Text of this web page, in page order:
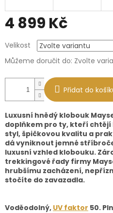
4 899 Kč
cena:
Velikost
Můžeme doručit do: Zvolte
Přidat do
Luxusní hnědý klobouk
doplňkem pro ty, kteří
styl, špičkovou kvalitu a
dá vyniknout jemné
luxusní vzhled klobouku.
trekkingové řady firmy
hrubšímu zacházení,
stočíte do zavazadla.
Voděodolný, UV faktor 50.